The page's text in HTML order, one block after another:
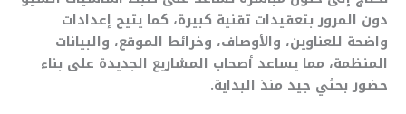
دون المرور بتعقيدات تقنية كبيرة، كما يتيح إعدادات
واضحة للعناوين، والأوصاف، وخرائط الموقع، والبيانات
المنظمة، مما يساعد أصحاب المشاريع الجديدة على بناء
حضور بحثي جيد منذ البداية.